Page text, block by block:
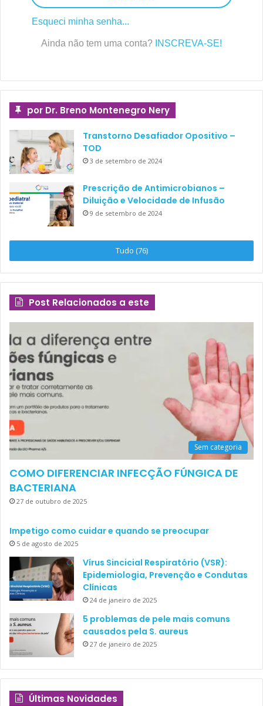
Esqueci minha senha...
Ainda não tem uma conta? INSCREVA-SE!
por Dr. Breno Montenegro Nery
Transtorno Desafiador Opositivo –
TOD
3 de setembro de 2024
Prescrição de Antimicrobianos –
Diluição e Velocidade de Infusão
9 de setembro de 2024
Tudo (76)
Post Relacionados a este
Sem categoria
COMO DIFERENCIAR INFECÇÃO FÚNGICA DE
BACTERIANA
27 de outubro de 2025
Impetigo como cuidar e quando se preocupar
5 de agosto de 2025
Vírus Sincicial Respiratório (VSR):
Epidemiologia, Prevenção e Condutas
Clínicas
24 de janeiro de 2025
5 problemas de pele mais comuns
causados pela S. aureus
27 de janeiro de 2025
Últimas Novidades